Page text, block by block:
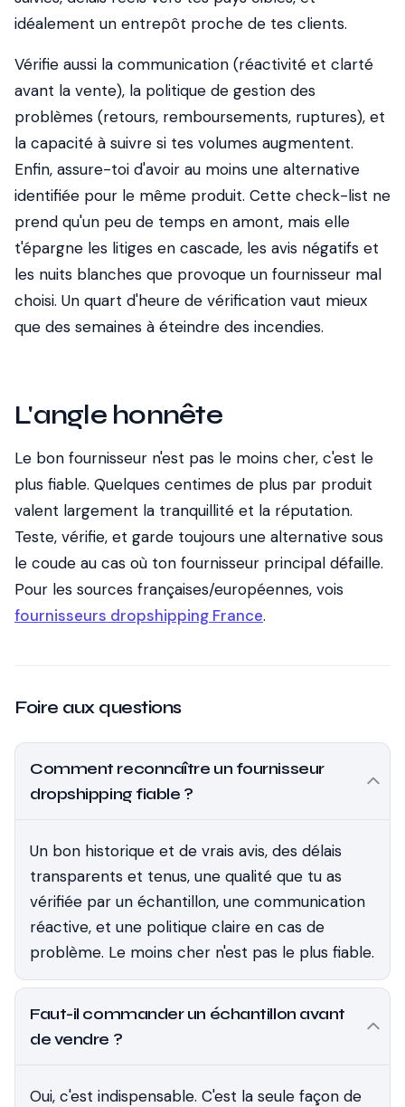
idéalement un entrepôt proche de tes clients.
Vérifie aussi la communication (réactivité et clarté
avant la vente), la politique de gestion des
problèmes (retours, remboursements, ruptures), et
la capacité à suivre si tes volumes augmentent.
Enfin, assure-toi d'avoir au moins une alternative
identifiée pour le même produit. Cette check-list ne
prend qu'un peu de temps en amont, mais elle
t'épargne les litiges en cascade, les avis négatifs et
les nuits blanches que provoque un fournisseur mal
choisi. Un quart d'heure de vérification vaut mieux
que des semaines à éteindre des incendies.
L'angle honnête
Le bon fournisseur n'est pas le moins cher, c'est le
plus fiable. Quelques centimes de plus par produit
valent largement la tranquillité et la réputation.
Teste, vérifie, et garde toujours une alternative sous
le coude au cas où ton fournisseur principal défaille.
Pour les sources françaises/européennes, vois
fournisseurs dropshipping France.
Foire aux questions
Comment reconnaître un fournisseur
dropshipping fiable ?
Un bon historique et de vrais avis, des délais
transparents et tenus, une qualité que tu as
vérifiée par un échantillon, une communication
réactive, et une politique claire en cas de
problème. Le moins cher n'est pas le plus fiable.
Faut-il commander un échantillon avant
de vendre ?
Oui, c'est indispensable. C'est la seule façon de